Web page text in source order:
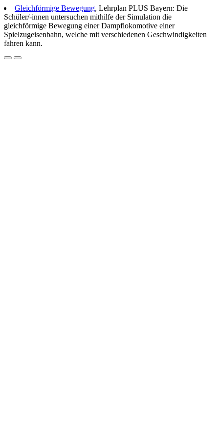
Gleichförmige Bewegung, Lehrplan PLUS Bayern: Die
Schüler/-innen untersuchen mithilfe der Simulation die
gleichförmige Bewegung einer Dampflokomotive einer
Spielzugeisenbahn, welche mit verschiedenen Geschwindigkeiten
fahren kann.